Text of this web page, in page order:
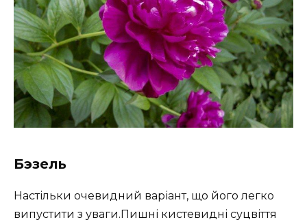
Бэзель
Настільки очевидний варіант, що його легко
випустити з уваги.Пишні кистевидні суцвіття